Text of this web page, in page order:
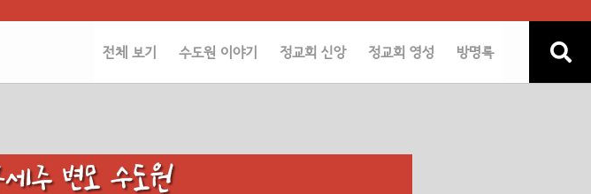
전체 보기 수도원 이야기 정교회 신앙 정교회 영성 방명록